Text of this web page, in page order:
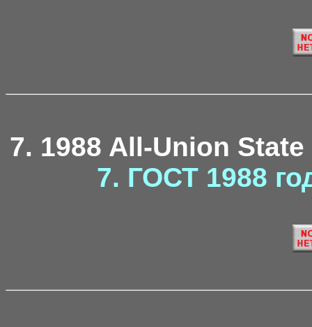
7. 1988 All-Union
7. ГОСТ 1988